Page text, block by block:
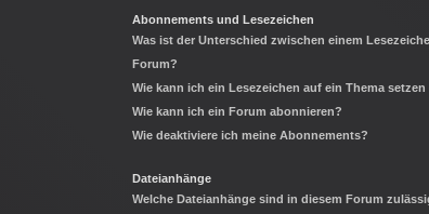
Abonnements und Lesezeichen
Was ist der Unterschied zwischen einem
Forum?
Wie kann ich ein Lesezeichen auf ein Thema
Wie kann ich ein Forum abonnieren?
Wie deaktiviere ich meine Abonnements?
Dateianhänge
Welche Dateianhänge sind in diesem Forum